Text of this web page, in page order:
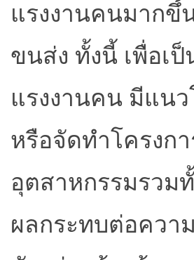
แรงงานคนมากขึ้
ขนส่ง ทั้งนี้ เพื่อเ
แรงงานคน มีแนว
หรือจัดทำโครงก
อุตสาหกรรมรวม
ผลกระทบต่อควา